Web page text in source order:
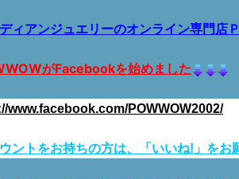
ィアンジュエリーのオンライン専門店
がFacebookを始めました
www.facebook.com/POWWOW2002/
ントをお持ちの方は、「いいね!」をお